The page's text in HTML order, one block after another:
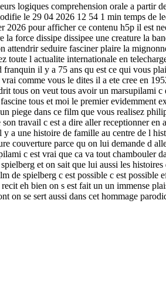
logiques comprehension orale a partir
le 29 04 2026 12 54 1 min temps
pour afficher ce contenu h5p il est
dissipe dissipee une creature la
seduire fasciner plaire la
l actualite internationale en
il y a 75 ans qu est ce qui vous
comme vous le dites il a ete cree en
tous on veut tous avoir un marsupilami
tous et moi le premier evidemment
piege dans ce film que vous realisez
travail c est a dire aller receptionner
une histoire de famille au centre de l
couverture parce qu on lui demande d
c est vrai que ca va tout chambouler
et on sait que lui aussi les
spielberg c est possible c est
eh bien on s est fait un un immense
on se sert aussi dans cet hommage